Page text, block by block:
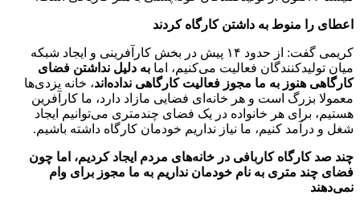
اعطای را منوط به داشتن کارگاه کردند
کریمی گفت: از حدود ۱۴ پیش در بخش کارآفرینی و ایجاد شبکه
میان تولیدکنندگان فعالیت می‌کنیم، اما به دلیل نداشتن فضای
کارگاهی هنوز به ما مجوز فعالیت کارگاهی نداده‌اند، خانه یزدی‌ها
معمولا بزرگ است و هر خانه‌ای فضایی مازاد دارد، ما کارآفرین
هستیم، برای هر خانواده در یک فضای چندمتری می‌توانیم ایجاد
شغل و درآمد کنیم، ما نیاز نداریم خودمان کارگاه داشته باشیم.
چند صد کارگاه کاربافی در خانه‌های مردم ایجاد کردیم، اما چون
فضای چند متری به نام خودمان نداریم به ما مجوز برای وام
نمی‌دهند